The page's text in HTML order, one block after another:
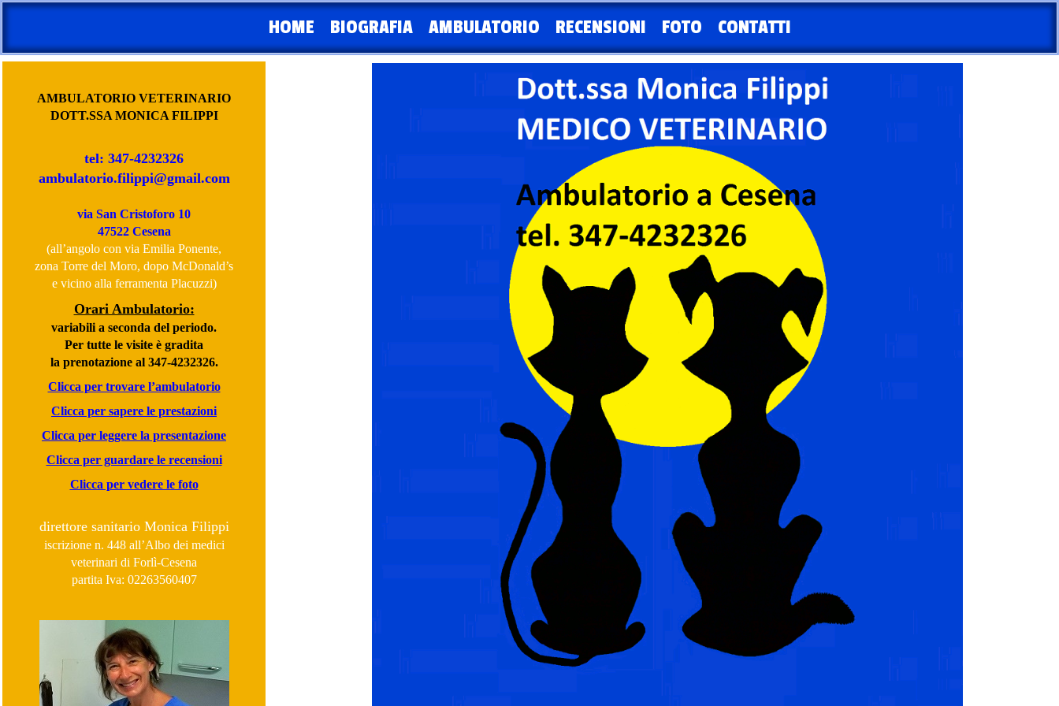
HOME BIOGRAFIA AMBULATORIO RECENSIONI FOTO CONTATTI
AMBULATORIO VETERINARIO
DOTT.SSA MONICA FILIPPI
tel: 347-4232326
ambulatorio.filippi@gmail.com
via San Cristoforo 10
47522 Cesena
(all’angolo con via Emilia Ponente,
zona Torre del Moro, dopo McDonald’s
e vicino alla ferramenta Placuzzi)
Orari Ambulatorio:
variabili a seconda del periodo.
Per tutte le visite è gradita
la prenotazione al 347-4232326.
Clicca per trovare l’ambulatorio
Clicca per sapere le prestazioni
Clicca per leggere la presentazione
Clicca per guardare le recensioni
Clicca per vedere le foto
direttore sanitario Monica Filippi
iscrizione n. 448 all’Albo dei medici
veterinari di Forlì-Cesena
partita Iva: 02263560407